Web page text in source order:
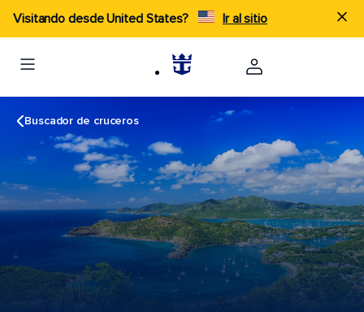
Visitando desde United States? Ir al sitio
Buscador de cruceros